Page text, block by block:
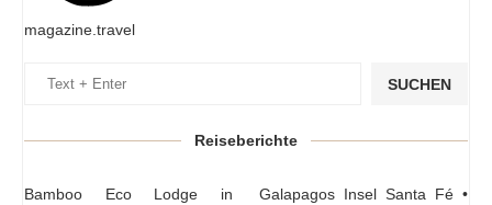
magazine.travel
SUCHEN
Reiseberichte
Bamboo Eco Lodge in
Galapagos Insel Santa Fé •